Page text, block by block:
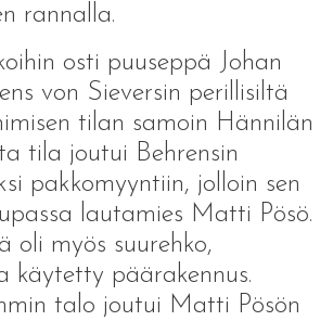
rannalla.
osti puuseppä Johan
von Sieversin perillisiltä
tilan samoin Hännilän
tila joutui Behrensin
pakkomyyntiin, jolloin sen
lautamies Matti Pösö.
oli myös suurehko,
käytetty päärakennus.
talo joutui Matti Pösön